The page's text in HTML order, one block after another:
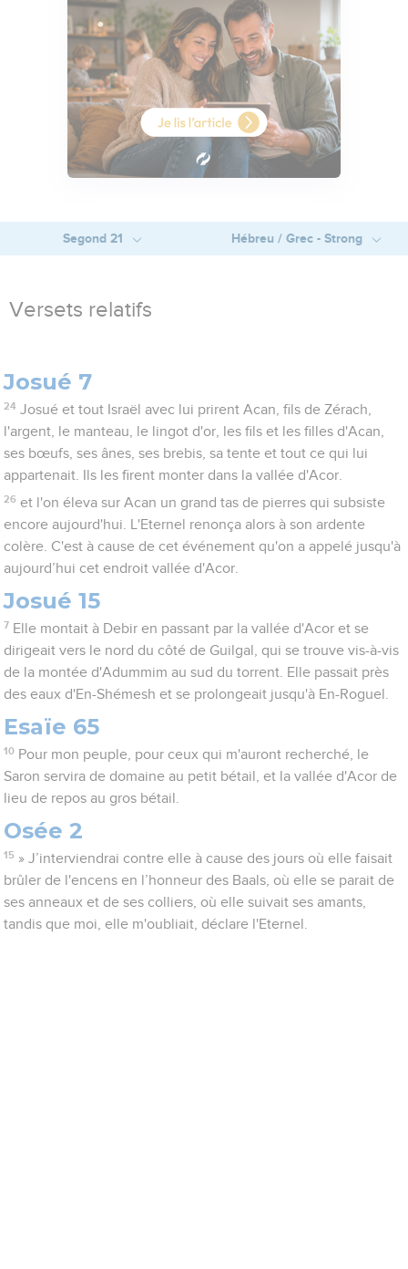
Segond 21 Hébreu / Grec - Strong
Versets relatifs
Josué 7
24 Josué et tout Israël avec lui prirent Acan, fils de Zérach,
l'argent, le manteau, le lingot d'or, les fils et les filles d'Acan,
ses bœufs, ses ânes, ses brebis, sa tente et tout ce qui lui
appartenait. Ils les firent monter dans la vallée d'Acor.
26 et l'on éleva sur Acan un grand tas de pierres qui subsiste
encore aujourd'hui. L'Eternel renonça alors à son ardente
colère. C'est à cause de cet événement qu'on a appelé jusqu'à
aujourd’hui cet endroit vallée d'Acor.
Josué 15
7 Elle montait à Debir en passant par la vallée d'Acor et se
dirigeait vers le nord du côté de Guilgal, qui se trouve vis-à-vis
de la montée d'Adummim au sud du torrent. Elle passait près
des eaux d'En-Shémesh et se prolongeait jusqu'à En-Roguel.
Esaïe 65
10 Pour mon peuple, pour ceux qui m'auront recherché, le
Saron servira de domaine au petit bétail, et la vallée d'Acor de
lieu de repos au gros bétail.
Osée 2
15 » J’interviendrai contre elle à cause des jours où elle faisait
brûler de l'encens en l’honneur des Baals, où elle se parait de
ses anneaux et de ses colliers, où elle suivait ses amants,
tandis que moi, elle m'oubliait, déclare l'Eternel.